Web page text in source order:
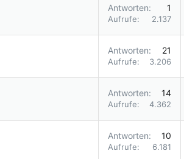
Antworten 1
Aufrufe 2.137
Antworten 21
Aufrufe 3.206
Antworten 14
Aufrufe 4.362
Antworten 10
Aufrufe 6.181